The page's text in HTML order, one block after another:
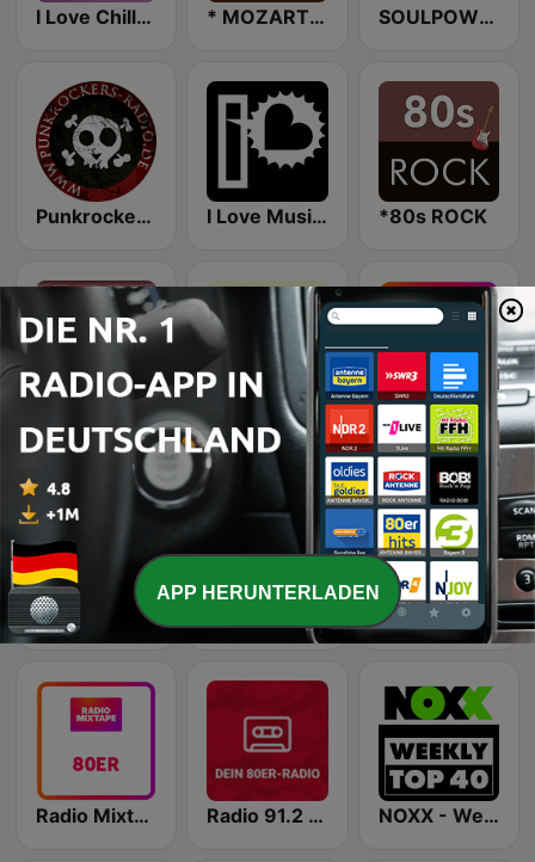
I Love Chillout Beats Radio * MOZART - CLASSICAL SOULPOWER FM
Punkrockers Radio I Love Music&Chill *80s ROCK
COSMO Summer Vibes * SOFT HOUSE
Radio 91.2 - Dein 90er Radio 1LIVE Rock Hits
Radio Mixtape - 80er Mix Radio 91.2 - Dein 80er Radio NOXX - Weekly Top40
APP HERUNTERLADEN